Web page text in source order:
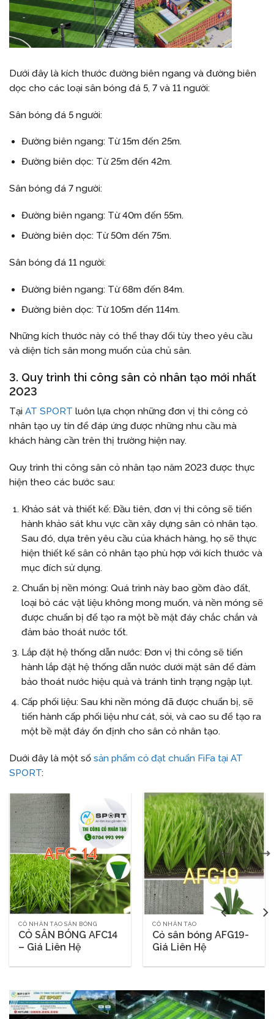
Dưới đây là kích thước đường biên ngang và đường biên
dọc cho các loại sân bóng đá 5, 7 và 11 người:
Sân bóng đá 5 người:
Đường biên ngang: Từ 15m đến 25m.
Đường biên dọc: Từ 25m đến 42m.
Sân bóng đá 7 người:
Đường biên ngang: Từ 40m đến 55m.
Đường biên dọc: Từ 50m đến 75m.
Sân bóng đá 11 người:
Đường biên ngang: Từ 68m đến 84m.
Đường biên dọc: Từ 105m đến 114m.
Những kích thước này có thể thay đổi tùy theo yêu cầu
và diện tích sân mong muốn của chủ sân.
3. Quy trình thi công sân cỏ nhân tạo mới nhất
2023
Tại AT SPORT luôn lựa chọn những đơn vị thi công cỏ
nhân tạo uy tín để đáp ứng được những nhu cầu mà
khách hàng cần trên thị trường hiện nay.
Quy trình thi công sân cỏ nhân tạo năm 2023 được thực
hiện theo các bước sau:
Khảo sát và thiết kế: Đầu tiên, đơn vị thi công sẽ tiến
hành khảo sát khu vực cần xây dựng sân cỏ nhân tạo.
Sau đó, dựa trên yêu cầu của khách hàng, họ sẽ thực
hiện thiết kế sân cỏ nhân tạo phù hợp với kích thước và
mục đích sử dụng.
Chuẩn bị nền móng: Quá trình này bao gồm đào đất,
loại bỏ các vật liệu không mong muốn, và nền móng sẽ
được chuẩn bị để tạo ra một bề mặt đáy chắc chắn và
đảm bảo thoát nước tốt.
Lắp đặt hệ thống dẫn nước: Đơn vị thi công sẽ tiến
hành lắp đặt hệ thống dẫn nước dưới mặt sân để đảm
bảo thoát nước hiệu quả và tránh tình trạng ngập lụt.
Cấp phối liệu: Sau khi nền móng đã được chuẩn bị, sẽ
tiến hành cấp phối liệu như cát, sỏi, và cao su để tạo ra
một bề mặt đáy ổn định cho sân cỏ nhân tạo.
Duới đây là một số sản phẩm cỏ đạt chuẩn FiFa tại AT
SPORT:
CỎ NHÂN TẠO SÂN BÓNG
CỎ SÂN BÓNG AFC14
– Giá Liên Hệ
CỎ NHÂN TẠO
Cỏ sân bóng AFG19-
Giá Liên Hệ